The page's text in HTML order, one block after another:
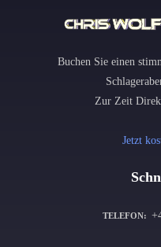
Buchen Sie einen
Zur Zeit
Jetzt
TELEFON: